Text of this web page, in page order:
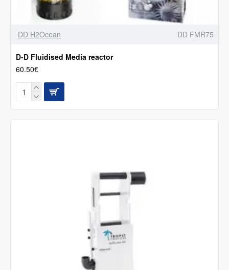
DD H2Ocean DD FMR75
D-D Fluidised Media reactor
60.50€